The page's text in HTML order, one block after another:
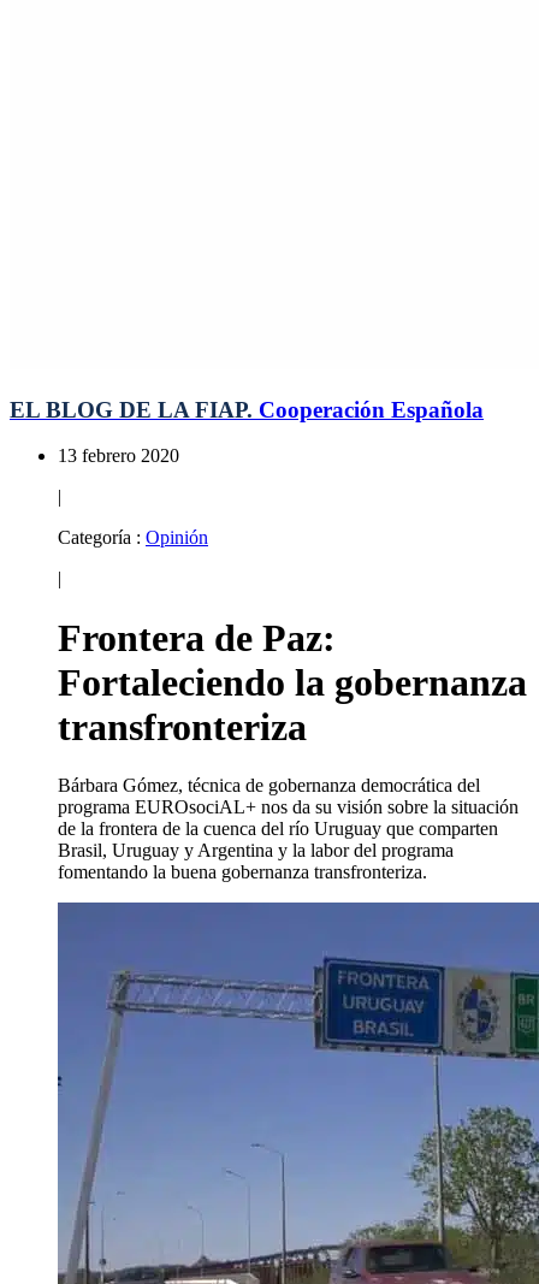
EL BLOG DE LA FIAP. Cooperación Española
13 febrero 2020
|
Categoría : Opinión
|
Frontera de Paz:
Fortaleciendo la gobernanza
transfronteriza
Bárbara Gómez, técnica de gobernanza democrática del
programa EUROsociAL+ nos da su visión sobre la situación
de la frontera de la cuenca del río Uruguay que comparten
Brasil, Uruguay y Argentina y la labor del programa
fomentando la buena gobernanza transfronteriza.